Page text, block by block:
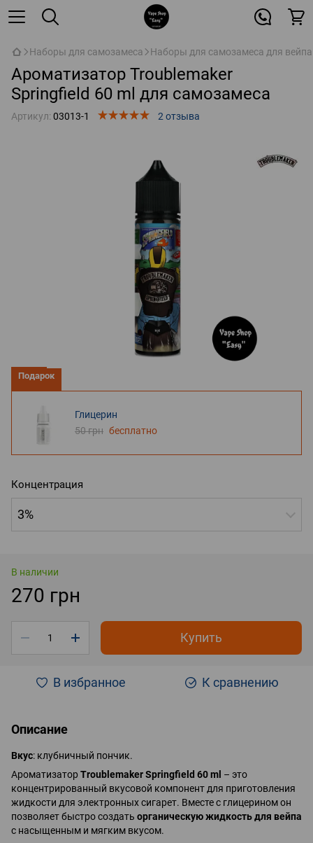
Наборы для самозамеса Наборы для самозамеса для вейпа
Ароматизатор Troublemaker
Springfield 60 ml для самозамеса
Артикул: 03013-1 2 отзыва
Подарок
Глицерин
50 грн бесплатно
Концентрация
3%
В наличии
270 грн
Купить
В избранное К сравнению
Описание
Вкус: клубничный пончик.
Ароматизатор Troublemaker Springfield 60 ml – это
концентрированный вкусовой компонент для приготовления
жидкости для электронных сигарет. Вместе с глицерином он
позволяет быстро создать органическую жидкость для вейпа
с насыщенным и мягким вкусом.